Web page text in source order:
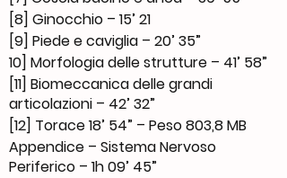
[8] Ginocchio – 15’ 21
[9] Piede e caviglia – 20’ 35”
10] Morfologia delle strutture – 41’ 58”
[11] Biomeccanica delle grandi
articolazioni – 42’ 32”
[12] Torace 18’ 54” – Peso 803,8 MB
Appendice – Sistema Nervoso
Periferico – 1h 09’ 45”